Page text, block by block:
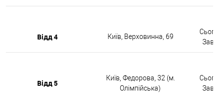
Відд 4 Київ, Верховинна, 69
Відд 5
Київ, Федорова, 32 (м.
Олімпійська)